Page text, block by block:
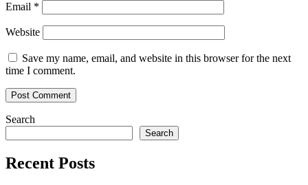
Email *
Website
Save my name, email, and website in this browser for the next
time I comment.
Search
Search
Recent Posts